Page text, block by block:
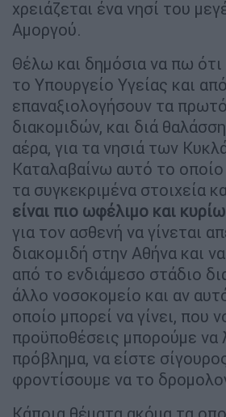
χρειάζεται ένα νησί του
Αμοργού.
Θέλω και δημόσια να πω
το Υπουργείο Υγείας και
επαναξιολογήσουν τα
διακομιδών, και διά
αέρα, για τα νησιά των
Καταλαβαίνω αυτό το
τα συγκεκριμένα στοιχεία
είναι πιο ωφέλιμο και
για τον ασθενή να γίνεται
διακομιδή στην Αθήνα και
από το ενδιάμεσο στάδιο
άλλο νοσοκομείο και αν
οποίο μπορεί να γίνει, που
προϋποθέσεις μπορούμε να
πρόβλημα, να είστε
φροντίσουμε να το